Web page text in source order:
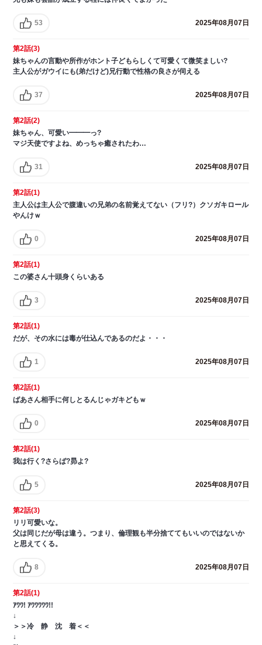
53 2025年08月07日
第2話(3)
妹ちゃんの言動や所作がホント子どもらしくて可愛くて微笑ましい?
主人公がガウイにも(弟だけど)兄行動で性格の良さが伺える
37 2025年08月07日
第2話(2)
妹ちゃん、可愛い━━━っ?
マジ天使ですよね、めっちゃ癒されたわ…
31 2025年08月07日
第2話(1)
主人公は主人公で腹違いの兄弟の名前覚えてない（フリ?）クソガキロール
やんけｗ
0 2025年08月07日
第2話(1)
この婆さん十頭身くらいある
3 2025年08月07日
第2話(1)
だが、その水には毒が仕込んであるのだよ・・・
1 2025年08月07日
第2話(1)
ばあさん相手に何しとるんじゃガキどもｗ
0 2025年08月07日
第2話(1)
我は行く?さらば?昴よ?
5 2025年08月07日
第2話(3)
リリ可愛いな。
父は同じだが母は違う。つまり、倫理観も半分捨ててもいいのではないか
と思えてくる。
8 2025年08月07日
第2話(1)
ｱﾜﾜ! ｱﾜﾜﾜﾜﾜ!!
↓
＞＞冷 静 沈 着＜＜
↓